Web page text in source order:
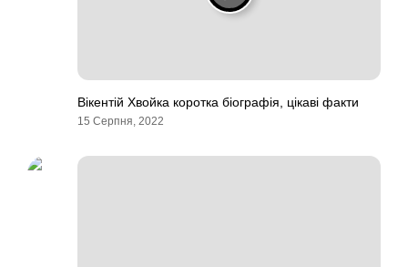
Вікентій Хвойка коротка біографія, цікаві факти
15 Серпня, 2022